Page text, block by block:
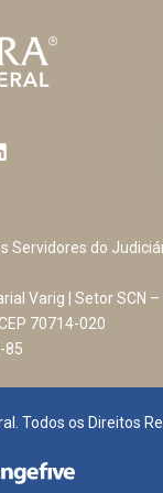
Servidores do
Varig | Setor SCN
70714-020
85
Todos os Direitos